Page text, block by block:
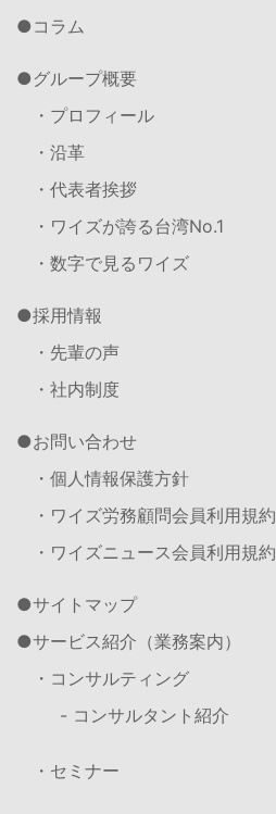
コラム
グループ概要
・プロフィール
・沿革
・代表者挨拶
・ワイズが誇る台湾No.1
・数字で見るワイズ
採用情報
・先輩の声
・社内制度
お問い合わせ
・個人情報保護方針
・ワイズ労務顧問会員利用規約
・ワイズニュース会員利用規約
サイトマップ
サービス紹介（業務案内）
・コンサルティング
- コンサルタント紹介
・セミナー